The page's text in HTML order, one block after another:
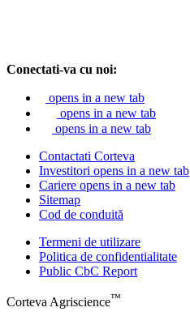
Conectati-va cu noi:
opens in a new tab
opens in a new tab
opens in a new tab
Contactati Corteva
Investitori opens in a new tab
Cariere opens in a new tab
Sitemap
Cod de conduită
Termeni de utilizare
Politica de confidentialitate
Public CbC Report
Corteva Agriscience™